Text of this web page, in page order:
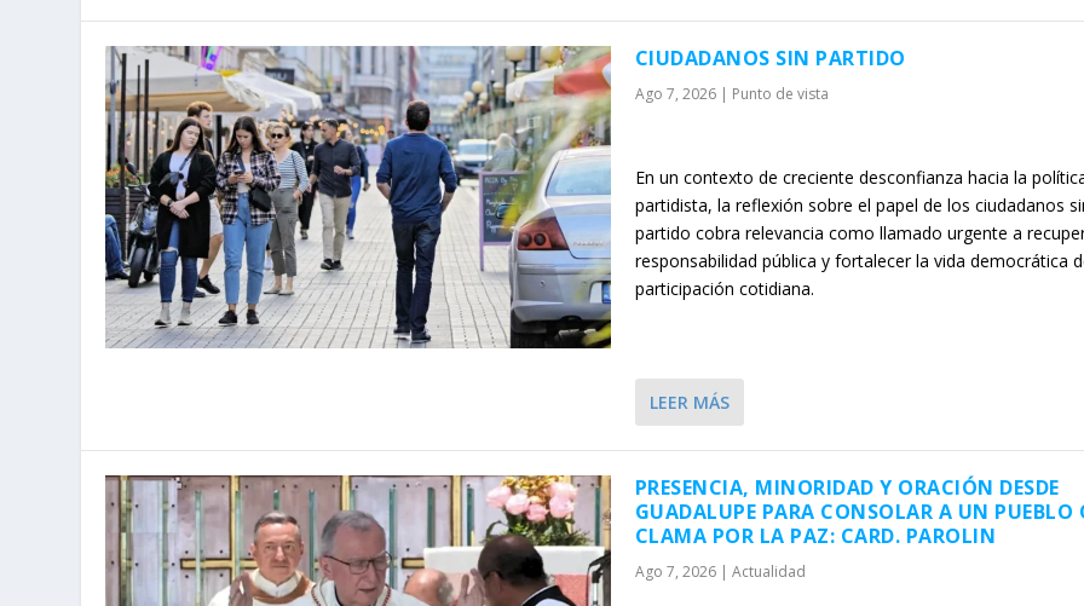
CIUDADANOS SIN PARTIDO
Ago 7, 2026| Punto de vista
En un contexto de creciente desconfianza hacia la
partidista, la reflexión sobre el papel de los ciudadanos
partido cobra relevancia como llamado urgente a
responsabilidad pública y fortalecer la vida democrática
participación cotidiana.
LEER MÁS
PRESENCIA, MINORIDAD Y ORACIÓN DESDE
GUADALUPE PARA CONSOLAR A UN PUEBLO
CLAMA POR LA PAZ: CARD. PAROLIN
Ago 7, 2026| Actualidad